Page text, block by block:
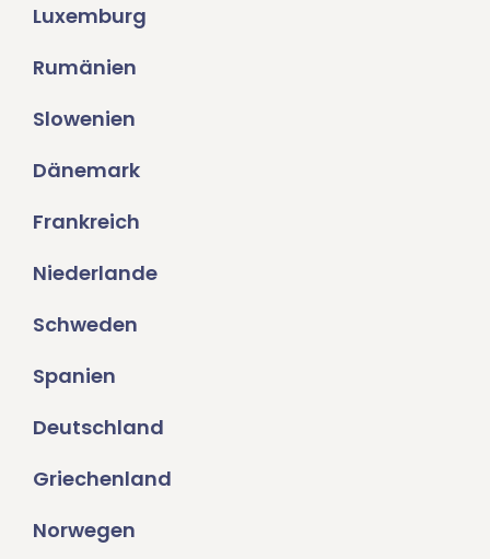
Luxemburg
Rumänien
Slowenien
Dänemark
Frankreich
Niederlande
Schweden
Spanien
Deutschland
Griechenland
Norwegen